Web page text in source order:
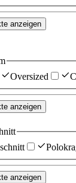
anzeigen
Oversized
anzeigen
anzeigen